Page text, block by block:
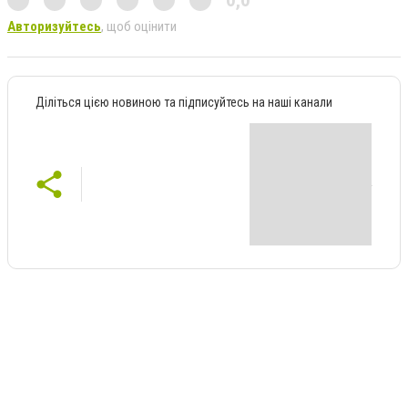
Авторизуйтесь, щоб оцінити
Діліться цією новиною та підписуйтесь на наші канали